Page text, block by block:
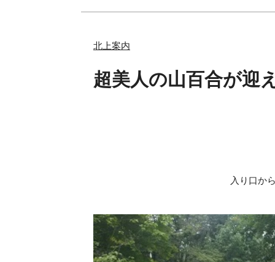
北上案内
超美人の山百合が迎
入り口か